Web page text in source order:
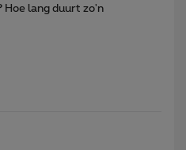
lang duurt zo'n